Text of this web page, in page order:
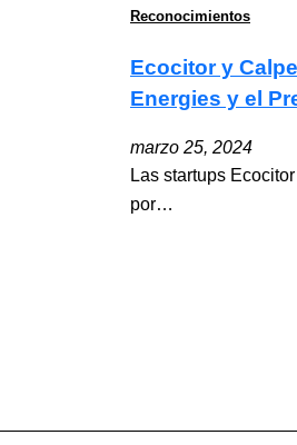
Reconocimientos
Ecocitor y
Energies y el
marzo 25, 2024
Las startups
por…